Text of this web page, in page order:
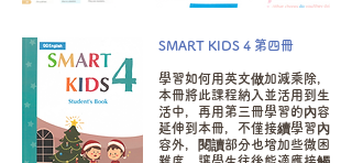
SMART KIDS 4 第四冊
學習如何用英文做加減乘除，
本冊將此課程納入並活用到生
活中，再用第三冊學習的內容
延伸到本冊，不僅接續學習內
容外，閱讀部分也增加些微困